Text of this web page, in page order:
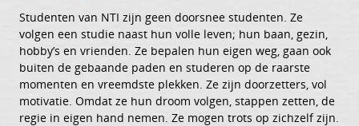
Studenten van NTI zijn geen doorsnee studenten. Ze
volgen een studie naast hun volle leven; hun baan, gezin,
hobby’s en vrienden. Ze bepalen hun eigen weg, gaan ook
buiten de gebaande paden en studeren op de raarste
momenten en vreemdste plekken. Ze zijn doorzetters, vol
motivatie. Omdat ze hun droom volgen, stappen zetten, de
regie in eigen hand nemen. Ze mogen trots op zichzelf zijn.